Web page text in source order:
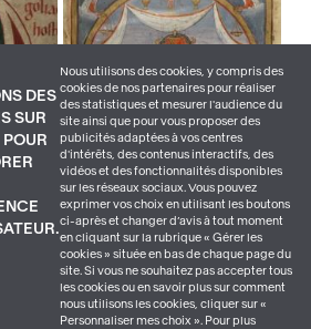
DES
SUR
POUR
Nous utilisons des cookies, y compris des
cookies de nos partenaires pour réaliser
des statistiques et mesurer l'audience du
site ainsi que pour vous proposer des
publicités adaptées à vos centres
d'intérêts, des contenus interactifs, des
vidéos et des fonctionnalités disponibles
sur les réseaux sociaux. Vous pouvez
exprimer vos choix en utilisant les boutons
ci-après et changer d’avis à tout moment
en cliquant sur la rubrique « Gérer les
cookies » située en bas de chaque page du
site. Si vous ne souhaitez pas accepter tous
les cookies ou en savoir plus sur comment
nous utilisons les cookies, cliquer sur «
Personnaliser mes choix ». Pour plus